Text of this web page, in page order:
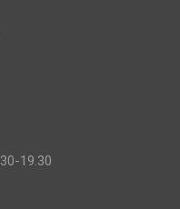
19.30